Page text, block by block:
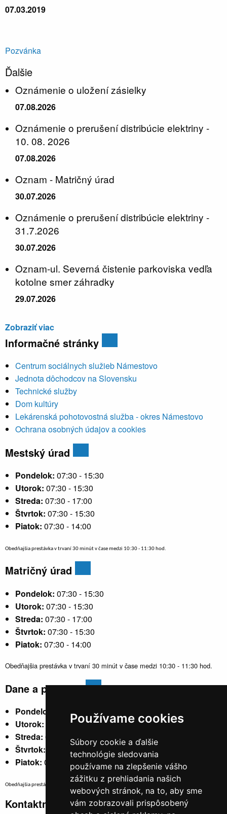
Používame cookies
Súbory cookie a ďalšie
technológie sledovania
používame na zlepšenie vášho
zážitku z prehliadania našich
webových stránok, na to, aby sme
vám zobrazovali prispôsobený
07.03.2019
Pozvánka
Ďalšie
Oznámenie o uložení zásielky
07.08.2026
Oznámenie o prerušení distribúcie elektriny -
10. 08. 2026
07.08.2026
Oznam - Matričný úrad
30.07.2026
Oznámenie o prerušení distribúcie elektriny -
31.7.2026
30.07.2026
Oznam-ul. Severná čistenie parkoviska vedľa
kotolne smer záhradky
29.07.2026
Zobraziť viac
Informačné stránky
Centrum sociálnych služieb Námestovo
Jednota dôchodcov na Slovensku
Technické služby
Dom kultúry
Lekárenská pohotovostná služba - okres Námestovo
Ochrana osobných údajov a cookies
Mestský úrad
Pondelok: 07:30 - 15:30
Utorok: 07:30 - 15:30
Streda: 07:30 - 17:00
Štvrtok: 07:30 - 15:30
Piatok: 07:30 - 14:00
Obedňajšia prestávka v trvaní 30 minút v čase medzi 10:30 - 11:30 hod.
Matričný úrad
Pondelok: 07:30 - 15:30
Utorok: 07:30 - 15:30
Streda: 07:30 - 17:00
Štvrtok: 07:30 - 15:30
Piatok: 07:30 - 14:00
Obedňajšia prestávka v trvaní 30 minút v čase medzi 10:30 - 11:30 hod.
Dane a poplatky
Pondelok:
07:30 - 15:30
Utorok:
nestránkový
Streda: 07:30 - 17:00
Štvrtok:
nestránkový
Piatok: 07:30 - 14:00
Obedňajšia prestávka v trvaní 30 minút v čase medzi 10:30 - 11:30 hod.
Kontaktné údaje